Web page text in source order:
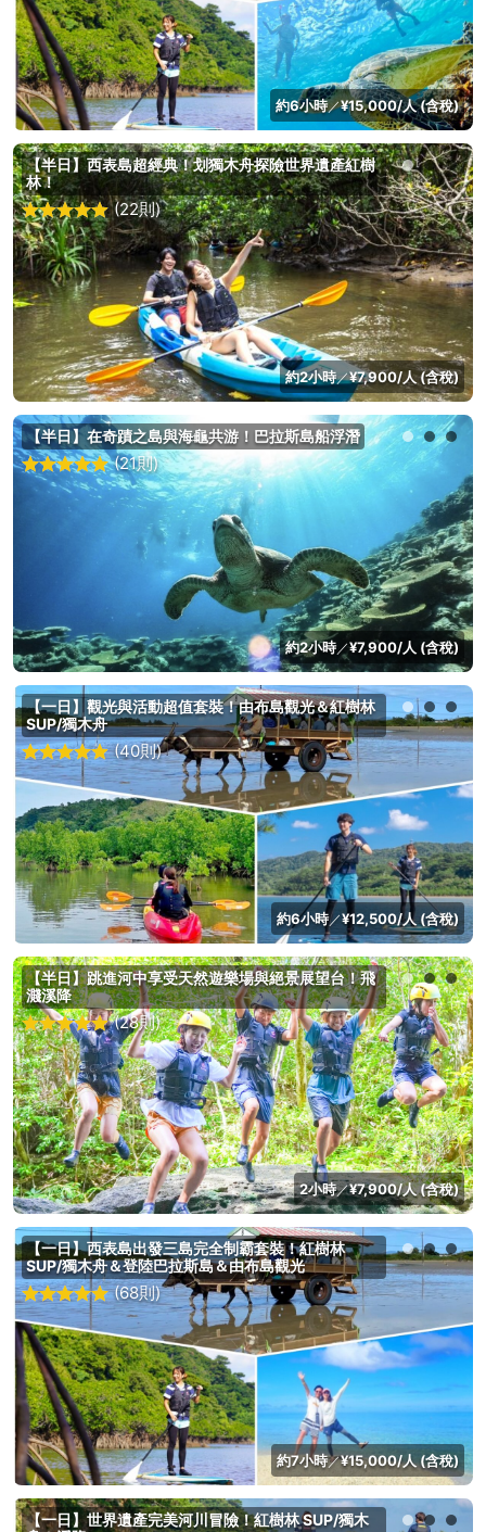
約6小時／¥15,000/人 (含稅)
【半日】西表島超經典！划獨木舟探險世界遺產紅樹
林！
(22則)
約2小時／¥7,900/人 (含稅)
【半日】在奇蹟之島與海龜共游！巴拉斯島船浮潛
(21則)
約2小時／¥7,900/人 (含稅)
【一日】觀光與活動超值套裝！由布島觀光＆紅樹林
SUP/獨木舟
(40則)
約6小時／¥12,500/人 (含稅)
【半日】跳進河中享受天然遊樂場與絕景展望台！飛
濺溪降
(28則)
2小時／¥7,900/人 (含稅)
【一日】西表島出發三島完全制霸套裝！紅樹林
SUP/獨木舟＆登陸巴拉斯島＆由布島觀光
(68則)
約7小時／¥15,000/人 (含稅)
【一日】世界遺產完美河川冒險！紅樹林 SUP/獨木